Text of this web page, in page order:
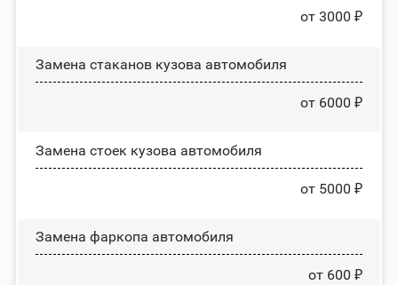
от 3000 ₽
Замена стаканов кузова автомобиля
от 6000 ₽
Замена стоек кузова автомобиля
от 5000 ₽
Замена фаркопа автомобиля
от 600 ₽